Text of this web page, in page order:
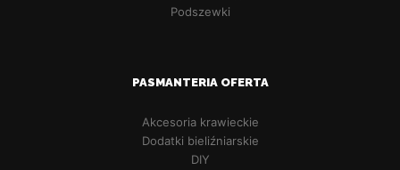
Podszewki
PASMANTERIA OFERTA
Akcesoria krawieckie
Dodatki bieliźniarskie
DIY